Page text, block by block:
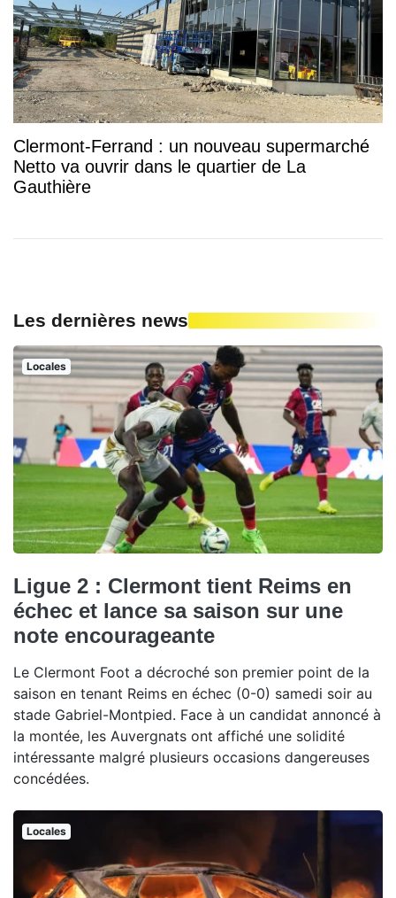
Clermont-Ferrand : un nouveau supermarché
Netto va ouvrir dans le quartier de La
Gauthière
Les dernières news
Locales
Ligue 2 : Clermont tient Reims en
échec et lance sa saison sur une
note encourageante
Le Clermont Foot a décroché son premier point de la
saison en tenant Reims en échec (0-0) samedi soir au
stade Gabriel-Montpied. Face à un candidat annoncé à
la montée, les Auvergnats ont affiché une solidité
intéressante malgré plusieurs occasions dangereuses
concédées.
Locales